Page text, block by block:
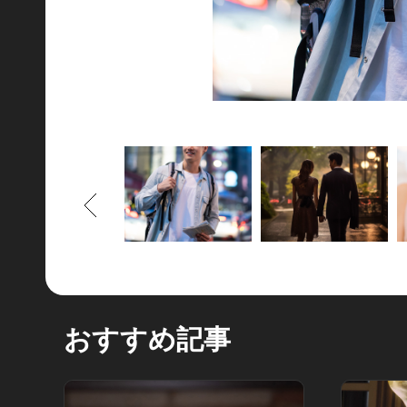
もどる
おすすめ記事